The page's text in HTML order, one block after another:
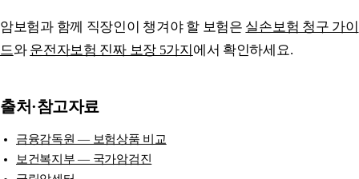
암보험과 함께 직장인이 챙겨야 할 보험은 실손보험 청구 가이
드와 운전자보험 진짜 보장 5가지 에서 확인하세요.
출처·참고자료
금융감독원 — 보험상품 비교
보건복지부 — 국가암검진